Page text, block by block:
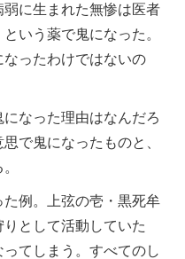
に生まれた無惨は医者
いう薬で鬼になった。
ったわけではないの
なった理由はなんだろ
で鬼になったものと、
例。上弦の壱・黒死牟
として活動していた
てしまう。すべてのし